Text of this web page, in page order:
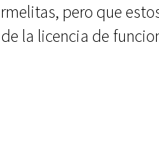
pero que
la licencia de